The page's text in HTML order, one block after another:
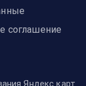
соглашение
Яндекс карт